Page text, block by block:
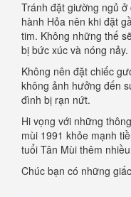
Tránh đặt giường ngủ
hành Hỏa nên khi đặt
tim. Không những thế
bị bức xúc và nóng nảy.
Không nên đặt chiếc
không ảnh hưởng đến
đình bị rạn nứt.
Hi vọng với những
mùi 1991 khỏe mạnh
tuổi Tân Mùi thêm
Chúc bạn có những